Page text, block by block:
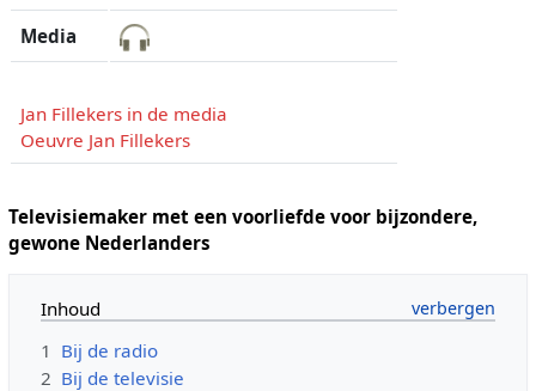
Media
Jan Fillekers in de media
Oeuvre Jan Fillekers
Televisiemaker met een voorliefde voor bijzondere,
gewone Nederlanders
Inhoud
1 Bij de radio
2 Bij de televisie